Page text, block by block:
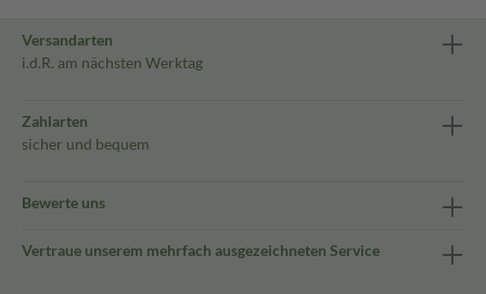
Versandarten
i.d.R. am nächsten Werktag
Zahlarten
sicher und bequem
Bewerte uns
Vertraue unserem mehrfach ausgezeichneten Service